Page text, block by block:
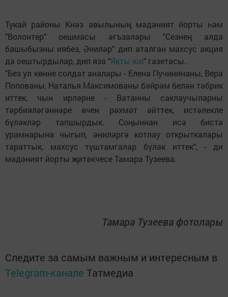
Тукай районы Кнәз авылының мәдәният йорты һәм
"Волонтер" оешмасы әгъзалары "Сезнең алда
башыбызны иябез, Әниләр" дип аталган махсус акция
дә оештырдылар, дип яза "Якты юл" газетасы.
"Без ул көнне солдат аналары - Елена Пучининаны, Вера
Попованы, Наталья Максимованы бәйрәм белән тәбрик
иттек, чын ирләрне - Ватанны саклаучыларны
тәрбияләгәннәре өчен рәхмәт әйттек, истәлекле
бүләкләр тапшырдык. Соңыннан исә бистә
урамнарына чыгып, әниләргә котлау открыткалары
тараттык, махсус түштамгалар бүләк иттек", - ди
мәдәният йорты җитәкчесе Тамара Тузеева.
Тамара Тузеева фотолары
Следите за самым важным и интересным в
Telegram-канале Татмедиа